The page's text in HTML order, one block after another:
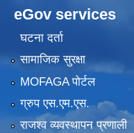
eGov services
घटना दर्ता
सामाजिक सुरक्षा
MOFAGA पोर्टल
ग्रुप एस.एम.एस.
राजश्व व्यवस्थापन प्रणाली